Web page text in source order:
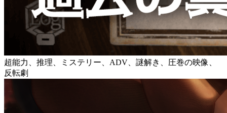
超能力、推理、ミステリー、ADV、謎解き、圧巻の映像、
反転劇